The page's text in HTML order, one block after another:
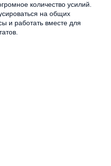
количество усилий.
на общих
и работать вместе для